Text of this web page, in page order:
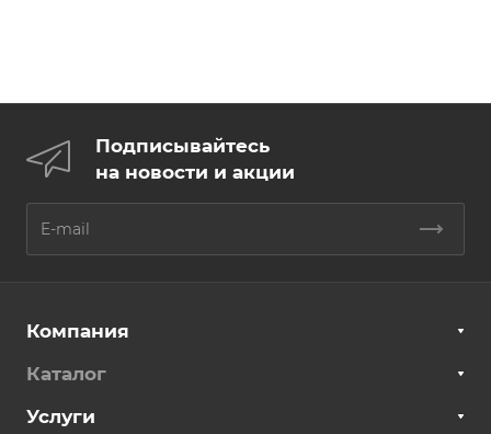
Подписывайтесь
на новости и акции
Компания
Каталог
Услуги